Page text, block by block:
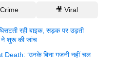
🎥 Viral
रही बाइक, सड़क पर उड़ती
ने शुरू की जांच
‘उनके बिना गजनी नहीं चल